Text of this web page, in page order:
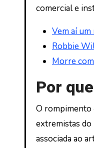
comercial e
Vem aí
Robbie
Morre
Por
O rompimento
extremistas
associada ao